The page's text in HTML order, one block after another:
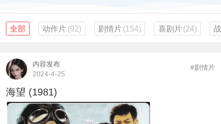
全部 动作片 (92) 剧情片(154) 喜剧片 (24)
内容发布
2024-4-25
#剧情片
海望 (1981)